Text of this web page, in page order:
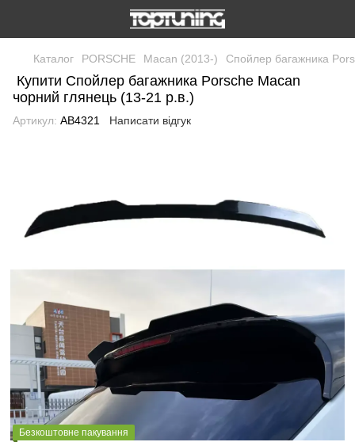
Каталог PORSCHE Macan (2013-) Спойлер багажника
Купити Спойлер багажника Porsche Macan
чорний глянець (13-21 р.в.)
Артикул: AB4321 Написати відгук
Безкоштовне пакування